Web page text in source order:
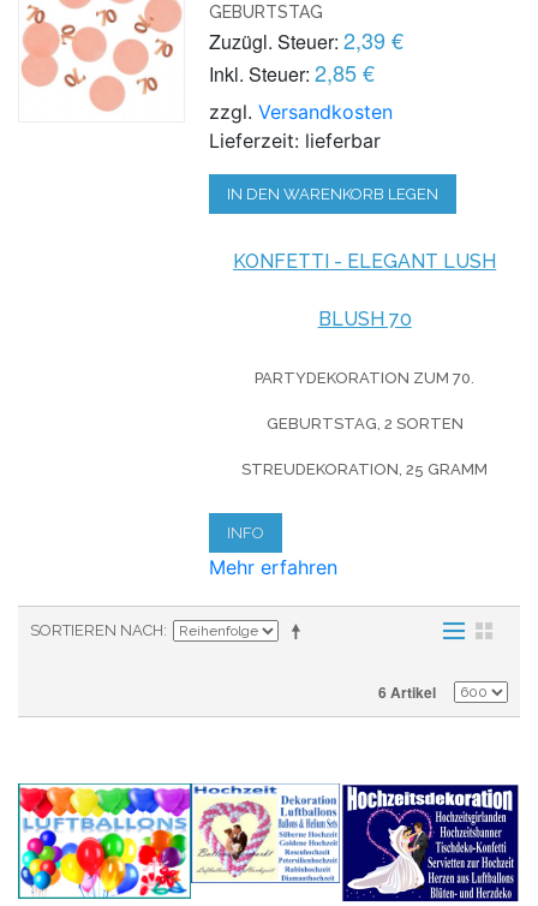
GEBURTSTAG
Zuzügl. Steuer: 2,39 €
Inkl. Steuer: 2,85 €
zzgl.Versandkosten
Lieferzeit: lieferbar
IN DEN WARENKORB LEGEN
KONFETTI - ELEGANT LUSH
BLUSH 70
PARTYDEKORATION ZUM 70.
GEBURTSTAG, 2 SORTEN
STREUDEKORATION, 25 GRAMM
INFO
Mehr erfahren
SORTIEREN NACH
6 Artikel